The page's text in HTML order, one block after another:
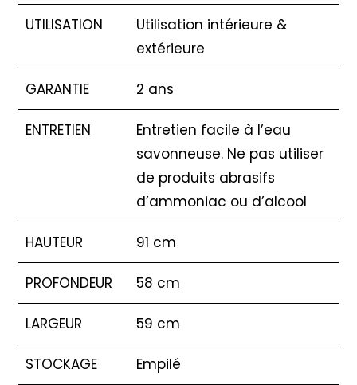
UTILISATION
Utilisation intérieure &
extérieure
GARANTIE 2 ans
ENTRETIEN
Entretien facile à l’eau
savonneuse. Ne pas utiliser
de produits abrasifs
d’ammoniac ou d’alcool
HAUTEUR 91 cm
PROFONDEUR 58 cm
LARGEUR 59 cm
STOCKAGE Empilé